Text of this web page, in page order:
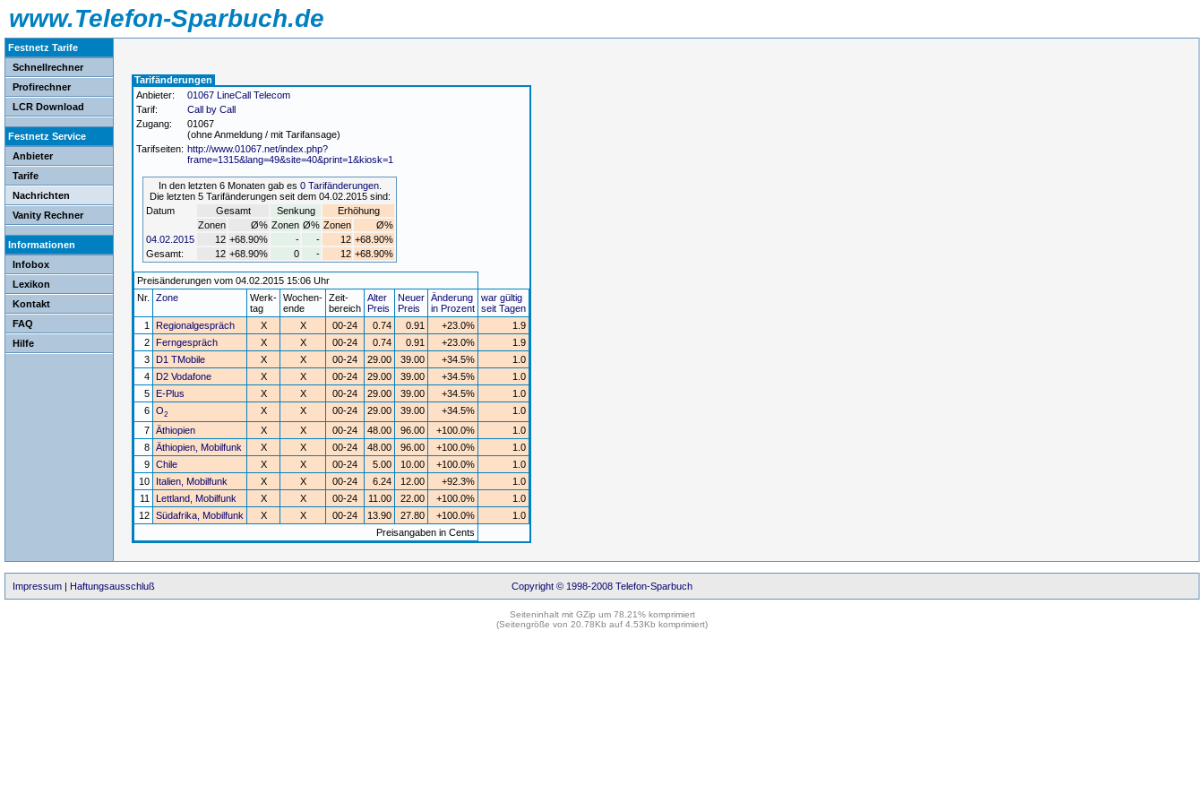
www.Telefon-Sparbuch.de
Festnetz Tarife
Schnellrechner
Profirechner
LCR Download
Festnetz Service
Anbieter
Tarife
Nachrichten
Vanity Rechner
Informationen
Infobox
Lexikon
Kontakt
FAQ
Hilfe
Tarifänderungen
Anbieter:
01067 LineCall Telecom
Tarif:
Call by Call
Zugang:
01067
(ohne Anmeldung / mit Tarifansage)
Tarifseiten: http://www.01067.net/index.php?
frame=1315&lang=49&site=40&print=1&kiosk=1
In den letzten 6 Monaten gab es 0 Tarifänderungen.
Die letzten 5 Tarifänderungen seit dem 04.02.2015 sind:
Datum
Gesamt Senkung
Erhöhung
Zonen
Ø% Zonen Ø% Zonen
Ø%
04.02.2015
12 +68.90% - - 12 +68.90%
Gesamt:
12 +68.90% 0 - 12 +68.90%
Preisänderungen vom 04.02.2015 15:06 Uhr
Nr.
Zone
Werk-
tag
Wochen-
ende
Zeit-
bereich
Alter
Preis
Neuer
Preis
Änderung
in Prozent
war gültig
seit Tagen
1
Regionalgespräch X X 00-24 0.74 0.91 +23.0%
1.9
2 Ferngespräch X X 00-24 0.74 0.91 +23.0%
1.9
3 D1 TMobile X X 00-24 29.00 39.00 +34.5%
1.0
4 D2 Vodafone X X 00-24 29.00 39.00 +34.5%
1.0
5 E-Plus X X 00-24 29.00 39.00 +34.5%
1.0
6 O2 X X 00-24 29.00 39.00 +34.5%
1.0
7 Äthiopien X X 00-24 48.00 96.00 +100.0%
1.0
8 Äthiopien, Mobilfunk X X 00-24 48.00 96.00 +100.0%
1.0
9 Chile X X 00-24 5.00 10.00 +100.0%
1.0
10
Italien, Mobilfunk X X 00-24 6.24 12.00 +92.3%
1.0
11
Lettland, Mobilfunk X X 00-24 11.00 22.00 +100.0%
1.0
12 Südafrika, Mobilfunk X X 00-24 13.90 27.80 +100.0%
1.0
Preisangaben in Cents
Impressum | Haftungsausschluß Copyright © 1998-2008 Telefon-Sparbuch
Seiteninhalt mit GZip um 78.21% komprimiert
(Seitengröße von 20.78Kb auf 4.53Kb komprimiert)